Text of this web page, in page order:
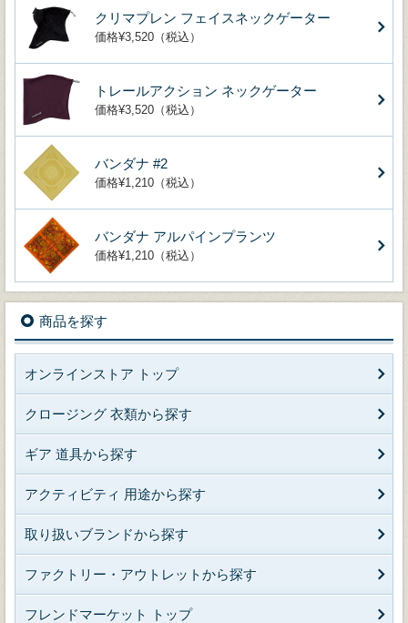
クリマプレン フェイスネックゲーター
価格¥3,520（税込）
トレールアクション ネックゲーター
価格¥3,520（税込）
バンダナ #2
価格¥1,210（税込）
バンダナ アルパインプランツ
価格¥1,210（税込）
商品を探す
オンラインストア トップ
クロージング 衣類から探す
ギア 道具から探す
アクティビティ 用途から探す
取り扱いブランドから探す
ファクトリー・アウトレットから探す
フレンドマーケット トップ